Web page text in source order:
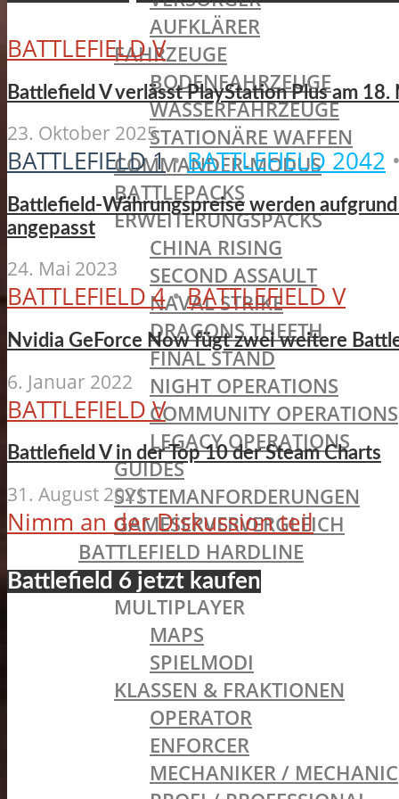
AUFKLÄRER
FAHRZEUGE
BODENFAHRZEUGE
WASSERFAHRZEUGE
STATIONÄRE WAFFEN
COMMANDER-MODUS
BATTLEPACKS
ERWEITERUNGSPACKS
CHINA RISING
SECOND ASSAULT
NAVAL STRIKE
DRAGONS THEETH
FINAL STAND
NIGHT OPERATIONS
COMMUNITY OPERATIONS
LEGACY OPERATIONS
GUIDES
SYSTEMANFORDERUNGEN
GAMESERVERVERGLEICH
BATTLEFIELD HARDLINE
SINGLEPLAYER
MULTIPLAYER
MAPS
SPIELMODI
KLASSEN & FRAKTIONEN
OPERATOR
ENFORCER
MECHANIKER / MECHANIC
BATTLEFIELD V
Battlefield V verlässt PlayStation Plus am
23. Oktober 2025
BATTLEFIELD 1 • BATTLEFIELD 2042 •
Battlefield-Währungspreise werden
angepasst
24. Mai 2023
BATTLEFIELD 4 • BATTLEFIELD V
Nvidia GeForce Now fügt zwei weitere
6. Januar 2022
BATTLEFIELD V
Battlefield V in der Top 10 der Steam Charts
31. August 2021
Nimm an der Diskussion teil
Battlefield 6 jetzt kaufen